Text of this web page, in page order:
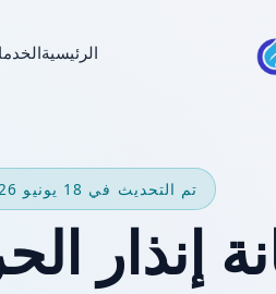
الرئيسية
تم التحديث في 18 يونيو 2026 | صيانة الانذار
إنذار